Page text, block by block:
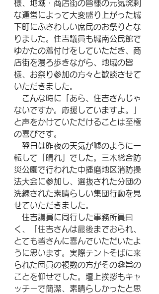
様、地域・商店街の皆様の元気溌剌
な運営によって大変盛り上がった城
下町にふさわしい庶民のお祭りとな
りました。住吉議員も城南公民館で
ゆかたの着付けをしていただき、商
店街を漫ろ歩きながら、地域の皆
様、お祭り参加の方々と歓談させて
いただきました。
こんな時に「あら、住吉さんじゃ
ないですか。応援していますよ。」
と声をかけていただけることは至極
の喜びです。
翌日は昨夜の天気が嘘のように一
転して「晴れ」でした。三木総合防
災公園で行われた中播磨地区消防操
法大会に参加し、選抜された分団の
洗練された素晴らしい集団行動を見
せていただきました。
住吉議員に同行した事務所員曰
く、
「住吉さんは最後までおられ、
とても皆さんに喜んでいただいたよ
うに思います。実際テントそばに来
られた団員の複数の方がその趣旨の
ことを仰せでした。壇上挨拶もキャ
ッチーで簡潔、素晴らしかったと思